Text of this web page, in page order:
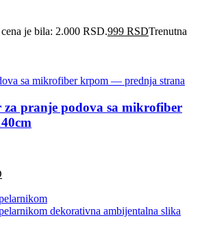
je bila: 2.000 RSD.999 RSDTrenutna
za pranje podova sa mikrofiber